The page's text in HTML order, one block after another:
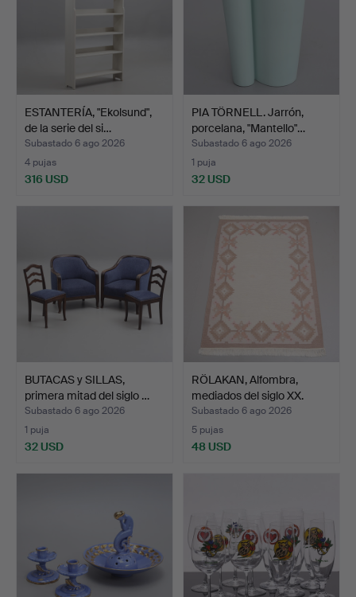
ESTANTERÍA, "Ekolsund",
de la serie del si…
Subastado 6 ago 2026
4 pujas
316 USD
PIA TÖRNELL. Jarrón,
porcelana, "Mantello"…
Subastado 6 ago 2026
1 puja
32 USD
BUTACAS y SILLAS,
primera mitad del siglo …
Subastado 6 ago 2026
1 puja
32 USD
RÖLAKAN, Alfombra,
mediados del siglo XX.
Subastado 6 ago 2026
5 pujas
48 USD